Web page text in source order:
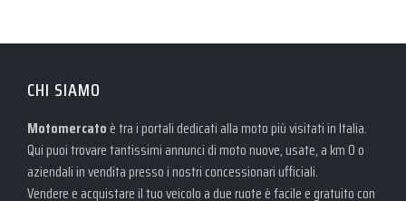
CHI SIAMO
Motomercato è tra i portali dedicati alla moto più visitati in Italia.
Qui puoi trovare tantissimi annunci di moto nuove, usate, a km 0 o
aziendali in vendita presso i nostri concessionari ufficiali.
Vendere e acquistare il tuo veicolo a due ruote è facile e gratuito con